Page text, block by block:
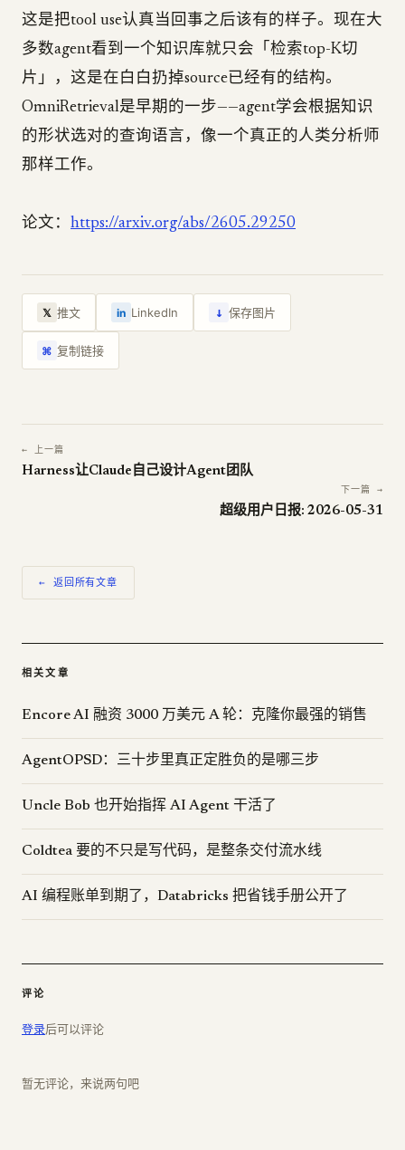
这是把tool use认真当回事之后该有的样子。现在大
多数agent看到一个知识库就只会「检索top-K切
片」，这是在白白扔掉source已经有的结构。
OmniRetrieval是早期的一步——agent学会根据知识
的形状选对的查询语言，像一个真正的人类分析师
那样工作。
论文： https://arxiv.org/abs/2605.29250
𝕏 推文 in LinkedIn ↓ 保存图片
⌘ 复制链接
← 上一篇
Harness让Claude自己设计Agent团队
下一篇 →
超级用户日报: 2026-05-31
← 返回所有文章
相关文章
Encore AI 融资 3000 万美元 A 轮：克隆你最强的销售
AgentOPSD：三十步里真正定胜负的是哪三步
Uncle Bob 也开始指挥 AI Agent 干活了
Coldtea 要的不只是写代码，是整条交付流水线
AI 编程账单到期了，Databricks 把省钱手册公开了
评论
登录后可以评论
暂无评论，来说两句吧